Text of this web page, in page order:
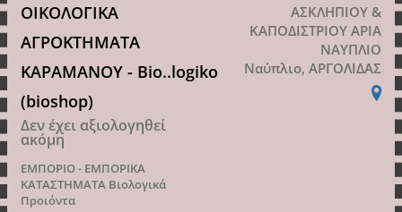
ΟΙΚΟΛΟΓΙΚΑ
ΑΓΡΟΚΤΗΜΑΤΑ
ΚΑΡΑΜΑΝΟΥ - Bio..logiko
(bioshop)
Δεν έχει αξιολογηθεί
ακόμη
ΕΜΠΟΡΙΟ - ΕΜΠΟΡΙΚΑ
ΚΑΤΑΣΤΗΜΑΤΑ Βιολογικά
Προιόντα
ΑΣΚΛΗΠΙΟΥ &
ΚΑΠΟΔΙΣΤΡΙΟΥ ΑΡΙΑ
ΝΑΥΠΛΙΟ
Ναύπλιο, ΑΡΓΟΛΙΔΑΣ